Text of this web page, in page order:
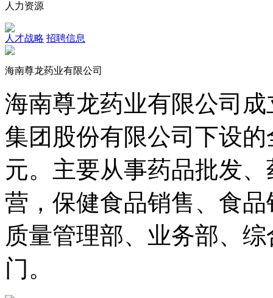
人力资源
人才战略 招聘信息
海南尊龙药业有限公司
海南尊龙药业有限公司
集团股份有限公司下设
元。主要从事药品批发
营，保健食品销售、食
质量管理部、业务部、
门。